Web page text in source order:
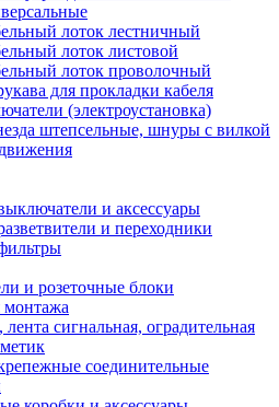
лоток лестничный
лоток листовой
лоток проволочный
для прокладки кабеля
(электроустановка)
штепсельные, шнуры с вилкой
и аксессуары
и переходники
и розеточные блоки
лента сигнальная, оградительная
соединительные